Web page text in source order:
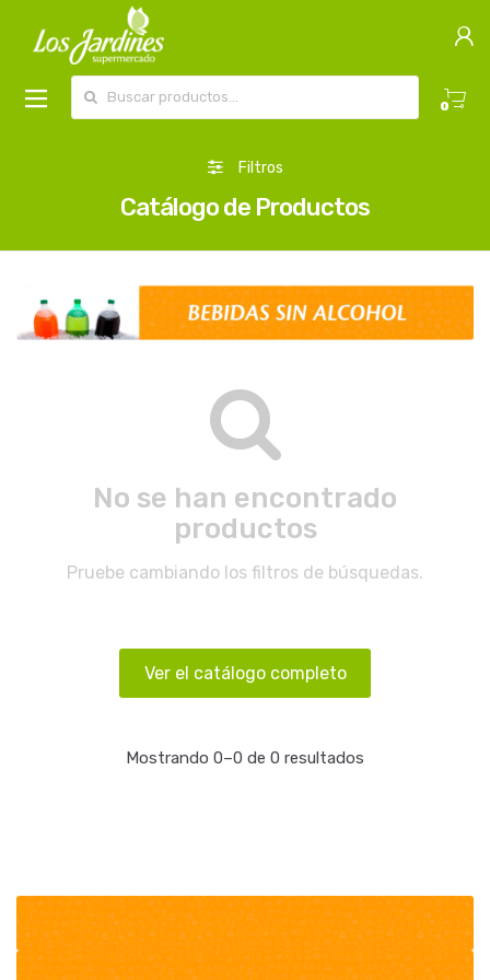
0
Filtros
Catálogo de Productos
No se han encontrado
productos
Pruebe cambiando los filtros de búsquedas.
Ver el catálogo completo
Mostrando 0–0 de 0 resultados